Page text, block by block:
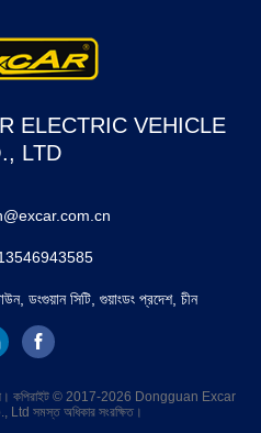
ELECTRIC VEHICLE
LTD
ডংগুয়ান সিটি, গুয়াংডং প্রদেশ, চীন
কপিরাইট © 2017-2026 Dongguan Excar
সমস্ত অধিকার সংরক্ষিত।